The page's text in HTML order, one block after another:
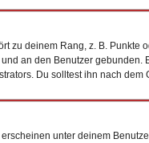
zu deinem Rang, z. B.
an den Benutzer
Du solltest ihn nach
unter deinem